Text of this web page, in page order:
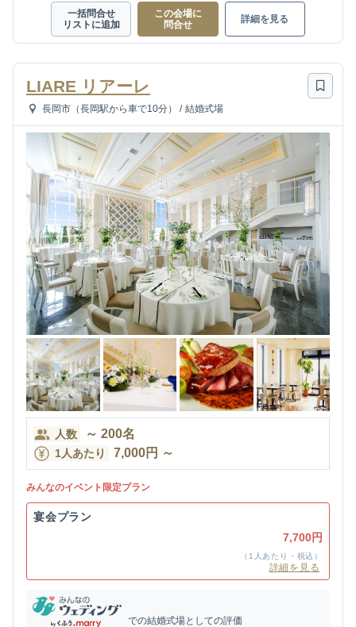
一括問合せ
リストに追加
この会場に
問合せ
詳細を見る
LIARE リアーレ
長岡市（長岡駅から車で10分） / 結婚式場
人数 ～ 200名
1人あたり 7,000円 ～
みんなのイベント限定プラン
宴会プラン
7,700円
（1人あたり・税込）
詳細を見る
での結婚式場としての評価